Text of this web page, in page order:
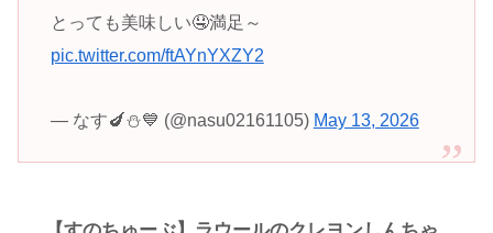
とっても美味しい🤤満足～
pic.twitter.com/ftAYnYXZY2
— なす🍆⛄️💙 (@nasu02161105) May 13, 2026